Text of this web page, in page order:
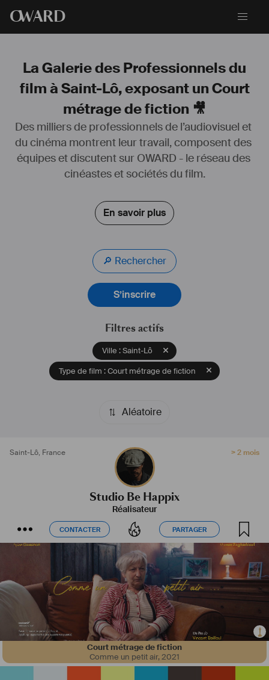
OWARD
La Galerie des Professionnels du
film à Saint-Lô, exposant un Court
métrage de fiction 🎥
Des milliers de professionnels de l’audiovisuel et
du cinéma montrent leur travail, composent des
équipes et discutent sur OWARD - le réseau des
cinéastes et sociétés du film.
En savoir plus
🔎 Rechercher
S’inscrire
Filtres actifs
Ville : Saint-Lô
Type de film : Court métrage de fiction
Aléatoire
Saint-Lô, France > 2 mois
Studio Be Happix
Réalisateur
CONTACTER PARTAGER
CONTACTER PARTAGER
Court métrage de fiction
Comme un petit air,2021